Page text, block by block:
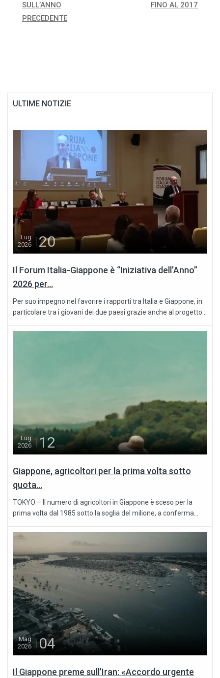
SULL’ANNO
PRECEDENTE
FINO AL 2017
ULTIME NOTIZIE
Lug
2026
20
Il Forum Italia-Giappone è “Iniziativa dell’Anno”
2026 per...
Per suo impegno nel favorire i rapporti tra Italia e Giappone, in
particolare tra i giovani dei due paesi grazie anche al progetto...
Lug
2026
12
Giappone, agricoltori per la prima volta sotto
quota...
TOKYO – Il numero di agricoltori in Giappone è sceso per la
prima volta dal 1985 sotto la soglia del milione, a conferma...
Mag
2026
04
Il Giappone preme sull’Iran: «Accordo urgente